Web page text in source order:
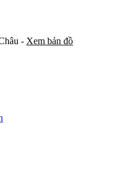
- Xem bản đồ